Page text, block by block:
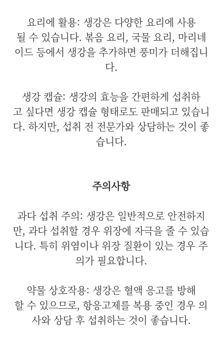
요리에 활용: 생강은 다양한 요리에 사용
될 수 있습니다. 볶음 요리, 국물 요리, 마리네
이드 등에서 생강을 추가하면 풍미가 더해집니
다.
생강 캡슐: 생강의 효능을 간편하게 섭취하
고 싶다면 생강 캡슐 형태로도 판매되고 있습니
다. 하지만, 섭취 전 전문가와 상담하는 것이 좋
습니다.
주의사항
과다 섭취 주의: 생강은 일반적으로 안전하지
만, 과다 섭취할 경우 위장에 자극을 줄 수 있습
니다. 특히 위염이나 위장 질환이 있는 경우 주
의가 필요합니다.
약물 상호작용: 생강은 혈액 응고를 방해
할 수 있으므로, 항응고제를 복용 중인 경우 의
사와 상담 후 섭취하는 것이 좋습니다.